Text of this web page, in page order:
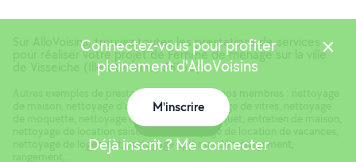
Sur AlloVoisins, trouvez toutes les prestations de services
pour réaliser votre projet de Femme de ménage sur la ville
de Visseiche (Ille-et-vilaine, 35130)
Autres exemples de prestations réalisées par nos membres : nettoyage
de maison, nettoyage d'appartement, nettoyage de vitres, nettoyage
de moquette, nettoyage de sol, cirage de parquet, entretien de maison,
nettoyage de location saisonnière, nettoyage de location de vacances,
nettoyage de logement, nettoyage après un déménagement,
Connectez-vous pour profiter
pleinement d'AlloVoisins
M'inscrire
Déjà inscrit ? Me connecter